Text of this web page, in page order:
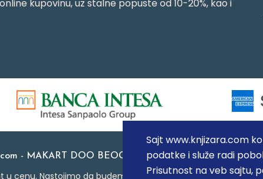
Sajt www.knjizara.com
podatke i služe radi
Prisutnost na veb sajtu,
kupovinu, uz stalne popuste od 10-20%, kao i
- MAKART DOO BEOGRAD (NOVI BEOGRAD), PIB:
cenu. Nastojimo da budemo što precizniji u opisu